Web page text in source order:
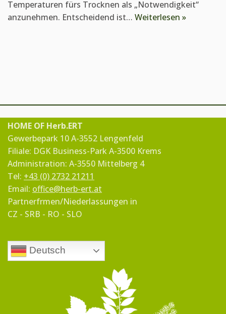
Temperaturen fürs Trocknen als „Notwendigkeit“
anzunehmen. Entscheidend ist… Weiterlesen »
HOME OF Herb.ERT
Gewerbepark 10 A-3552 Lengenfeld
Filiale: DGK Business-Park A-3500 Krems
Administration: A-3550 Mittelberg 4
Tel: +43 (0) 2732 21211
Email: office@herb-ert.at
Partnerfrmen/Niederlassungen in
CZ - SRB - RO - SLO
Deutsch